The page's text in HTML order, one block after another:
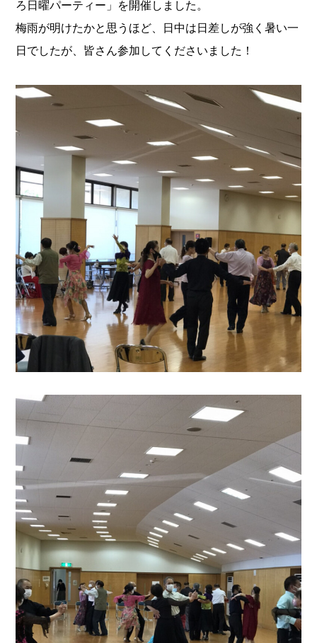
ろ日曜パーティー」を開催しました。
梅雨が明けたかと思うほど、日中は日差しが強く暑い一
日でしたが、皆さん参加してくださいました！